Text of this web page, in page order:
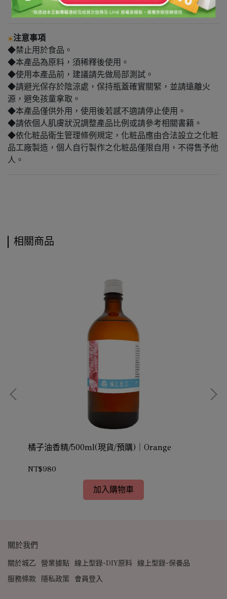
注意事項
◆禁止用於食品。
◆本產品為原料，須稀釋後使用。
◆使用本產品前，建議請先做局部測試。
◆請避光保存於陰涼處，保持瓶蓋確實關緊，並請遠離火
源，避免孩童拿取。
◆本產品僅供外用，使用後若感不適請停止使用。
◆請依個人肌膚狀況調整產品比例或請參考相關書籍。
◆依化粧品衛生管理條例規定，化粧品應由合法設立之化粧
品工廠製造，個人自行製作之化粧品僅限自用，不得售予他
人。
相關商品
橘子油香精/500ml(現貨/預購)｜Orange
NT$980
加入購物車
關於我們
關於城乙 營業據點 線上型錄-DIY原料 線上型錄-保養品
服務條款
隱私政策 會員登入